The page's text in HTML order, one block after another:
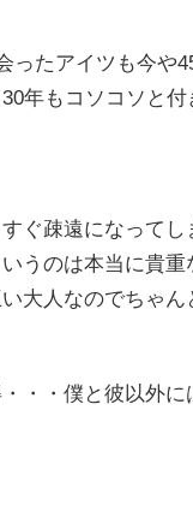
ったアイツも今や
年もコソコソと
ぐ疎遠になって
うのは本当に貴重
い大人なのでちゃ
・・僕と彼以外